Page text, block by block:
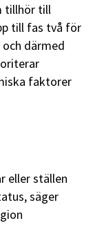
tillhör till
till fas två för
därmed
faktorer
eller ställen
säger